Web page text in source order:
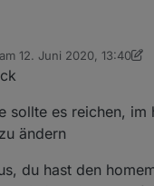
12. Juni 2020, 13:40
von liv-in-sky6.
sollte es reichen, im
ändern
du hast den